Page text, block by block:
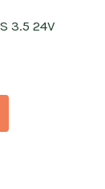
3.5 24V